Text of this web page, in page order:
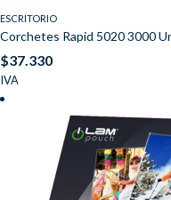
ESCRITORIO
Corchetes Rapid 5020 3000
$37.330
IVA